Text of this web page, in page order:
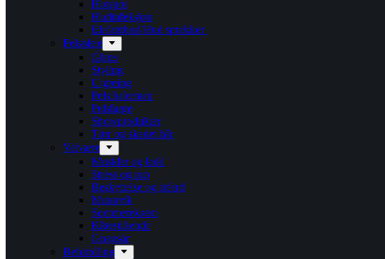
Hotspot
Hudinfeksjon
Elefanthud/Hud sprekker
Pelspleie
Glans
Styling
Utgreing
Pels/hale/man
Pelsfarge
Showprodukter
Tørr og skadet hår
Velvære
Muskler og ledd
Stress og uro
Beskyttelse og atferd
Munnvik
Sommereksem
Kløestillende
Gnagsår
Behandling